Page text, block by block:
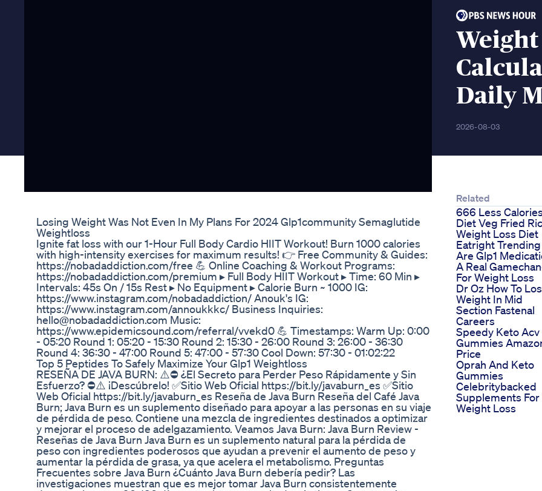
Weight
Daily
2026-08-03
Losing Weight Was Not Even In My Plans For 2024 Glp1community Semaglutide
Weightloss
Ignite fat loss with our 1-Hour Full Body Cardio HIIT Workout! Burn 1000 calories
with high-intensity exercises for maximum results! 👉 Free Community & Guides:
https://nobadaddiction.com/free 💪 Online Coaching & Workout Programs:
https://nobadaddiction.com/premium ▸ Full Body HIIT Workout ▸ Time: 60 Min ▸
Intervals: 45s On / 15s Rest ▸ No Equipment ▸ Calorie Burn ~ 1000 IG:
https://www.instagram.com/nobadaddiction/ Anouk's IG:
https://www.instagram.com/annoukkkc/ Business Inquiries:
hello@nobadaddiction.com Music:
https://www.epidemicsound.com/referral/vvekd0 💪 Timestamps: Warm Up: 0:00
- 05:20 Round 1: 05:20 - 15:30 Round 2: 15:30 - 26:00 Round 3: 26:00 - 36:30
Round 4: 36:30 - 47:00 Round 5: 47:00 - 57:30 Cool Down: 57:30 - 01:02:22
Top 5 Peptides To Safely Maximize Your Glp1 Weightloss
RESEÑA DE JAVA BURN: ⚠️⛔ ¿El Secreto para Perder Peso Rápidamente y Sin
Esfuerzo? ⛔⚠️ ¡Descúbrelo! ✅Sitio Web Oficial https://bit.ly/javaburn_es ✅Sitio
Web Oficial https://bit.ly/javaburn_es Reseña de Java Burn Reseña del Café Java
Burn; Java Burn es un suplemento diseñado para apoyar a las personas en su viaje
de pérdida de peso. Contiene una mezcla de ingredientes destinados a optimizar
y mejorar el proceso de adelgazamiento. Veamos Java Burn: Java Burn Review -
Reseñas de Java Burn Java Burn es un suplemento natural para la pérdida de
peso con ingredientes poderosos que ayudan a prevenir el aumento de peso y
aumentar la pérdida de grasa, ya que acelera el metabolismo. Preguntas
Frecuentes sobre Java Burn ¿Cuánto Java Burn debería pedir? Las
investigaciones muestran que es mejor tomar Java Burn consistentemente
Related
666 Less
Diet Veg Fried
Weight Loss Diet
Eatright Trending
Are Glp1
A Real
For Weight Loss
Dr Oz How To
Weight In Mid
Section Fastenal
Careers
Speedy Keto Acv
Gummies
Price
Oprah And Keto
Gummies
Celebritybacked
Supplements For
Weight Loss